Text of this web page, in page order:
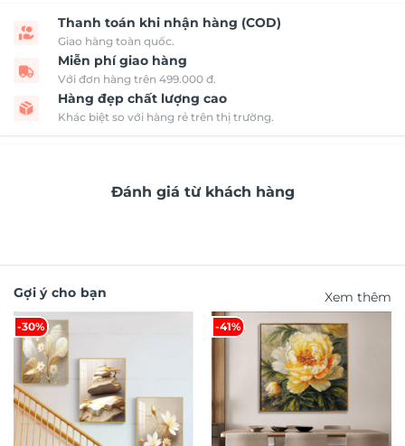
Thanh toán khi nhận hàng (COD)
Giao hàng toàn quốc.
Miễn phí giao hàng
Với đơn hàng trên 499.000 đ.
Hàng đẹp chất lượng cao
Khác biệt so với hàng rẻ trên thị trường.
Đánh giá từ khách hàng
Gợi ý cho bạn Xem thêm
-30% -41%